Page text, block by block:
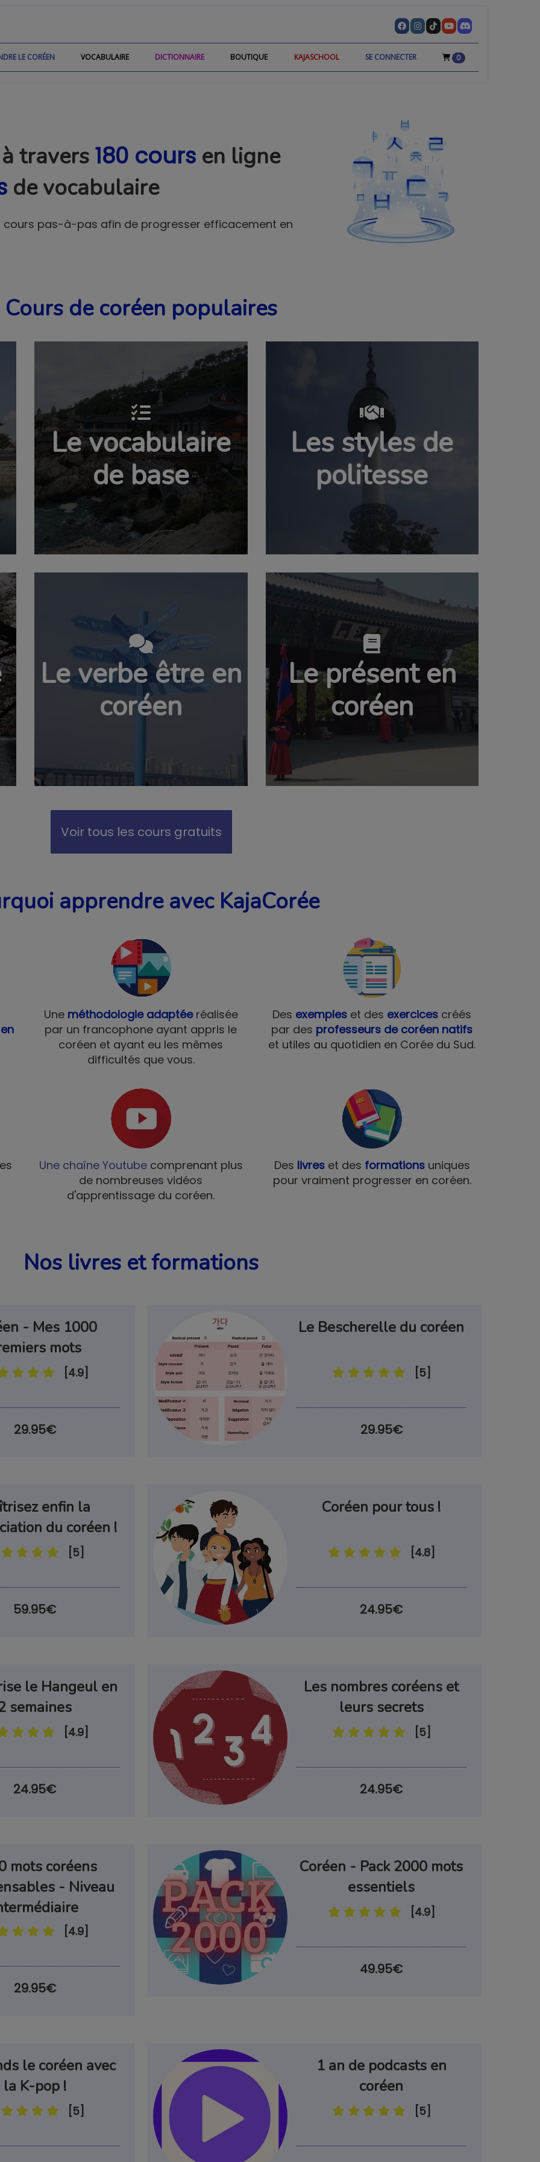
0
SE CONNECTER
KAJASCHOOL
BOUTIQUE
DICTIONNAIRE
VOCABULAIRE
LE CORÉEN
travers 180 cours en ligne
de vocabulaire
cours pas-à-pas afin de progresser efficacement en
Cours de coréen populaires
Le vocabulaire
de base
Les styles de
politesse
Le verbe être en
coréen
Le présent en
coréen
Voir tous les cours gratuits
apprendre avec KajaCorée
Une méthodologie adaptéeréalisée
par un francophone ayant appris le
coréen et ayant eu les mêmes
difficultés que vous.
Des exemples et des exercices créés
par des professeurs de coréen natifs
et utiles au quotidien en Corée du Sud.
Une chaîne Youtube comprenant plus
de nombreuses vidéos
d'apprentissage du coréen.
Des livreset des formationsuniques
pour vraiment progresser en coréen.
Nos livres et formations
- Mes 1000
mots
[4.9]
29.95€
Le Bescherelle du coréen
[5]
29.95€
enfin la
du coréen !
[5]
59.95€
Coréen pour tous !
[4.8]
24.95€
le Hangeul en
semaines
[4.9]
24.95€
Les nombres coréens et
leurs secrets
[5]
24.95€
mots coréens
- Niveau
[4.9]
29.95€
Coréen - Pack 2000 mots
essentiels
[4.9]
49.95€
le coréen avec
la K-pop !
[5]
1 an de podcasts en
coréen
[5]
en coréen gratuit !
en coréenqui vous permettra
en ayant quelques phrases en poche !
coréenne
date...
pour votre prochain voyage
de coréen par mail et bénéficier d'offres en rapport avec le coréen
Je hais les spams : votre adresse email ne sera jamais cédée ni revendue !